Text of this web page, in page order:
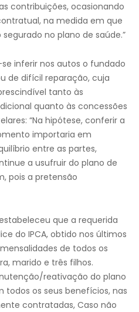
contribuições, ocasionando
na medida em que
no plano de saúde.”
inferir nos autos o fundado
de difícil reparação, cuja
tanto às
quanto às concessões
“Na hipótese, conferir a
importaria em
entre as partes,
a usufruir do plano de
pois a pretensão
que a requerida
do IPCA, obtido nos últimos
de todos os
marido e três filhos.
reativação do plano
todos os seus benefícios, nas
contratadas, Caso não